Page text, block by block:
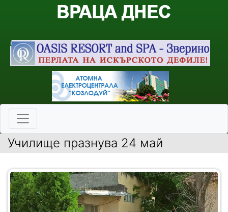
Училище празнува 24 май